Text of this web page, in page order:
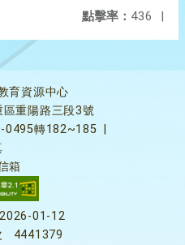
點擊率： 436 |
育資源中心
重陽路三段3號
0495轉182~185
箱
2026-01-12
4441379